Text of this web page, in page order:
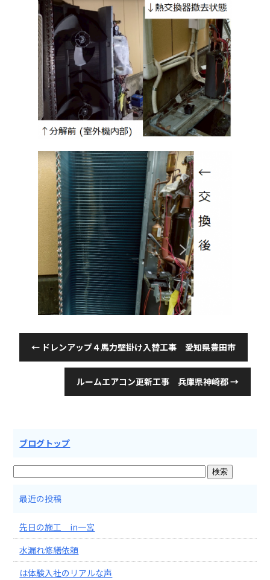
← ドレンアップ４馬力壁掛け入替工事 愛知県豊田市
ルームエアコン更新工事 兵庫県神崎郡→
ブログトップ
最近の投稿
先日の施工 in一宮
水漏れ修繕依頼
は体験入社のリアルな声